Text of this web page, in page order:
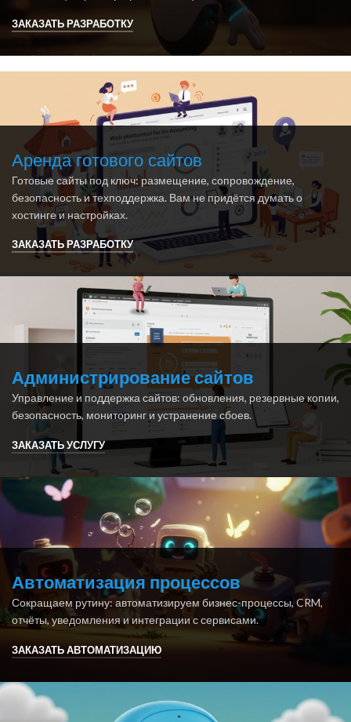
ЗАКАЗАТЬ РАЗРАБОТКУ
Аренда готового сайтов
Готовые сайты под ключ: размещение, сопровождение,
безопасность и техподдержка. Вам не придётся думать о
хостинге и настройках.
ЗАКАЗАТЬ РАЗРАБОТКУ
Администрирование сайтов
Управление и поддержка сайтов: обновления, резервные копии,
безопасность, мониторинг и устранение сбоев.
ЗАКАЗАТЬ УСЛУГУ
Автоматизация процессов
Сокращаем рутину: автоматизируем бизнес-процессы, CRM,
отчёты, уведомления и интеграции с сервисами.
ЗАКАЗАТЬ АВТОМАТИЗАЦИЮ